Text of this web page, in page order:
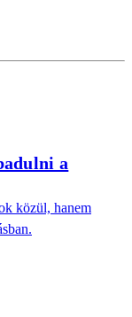
a
közül, hanem